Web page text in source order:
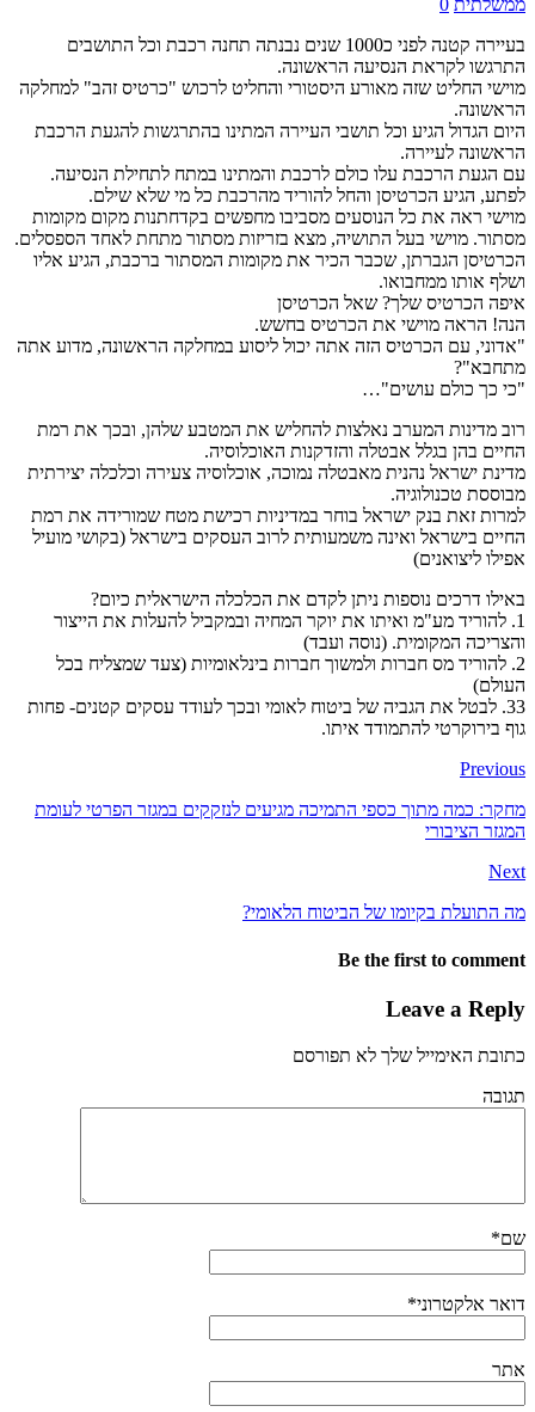
ממשלתית 0
בעיירה קטנה לפני כ1000 שנים נבנתה תחנה רכבת וכל התושבים
התרגשו לקראת הנסיעה הראשונה.
מוישי החליט שזה מאורע היסטורי והחליט לרכוש "כרטיס זהב" למחלקה
הראשונה.
היום הגדול הגיע וכל תושבי העיירה המתינו בהתרגשות להגעת הרכבת
הראשונה לעיירה.
עם הגעת הרכבת עלו כולם לרכבת והמתינו במתח לתחילת הנסיעה.
לפתע, הגיע הכרטיסן והחל להוריד מהרכבת כל מי שלא שילם.
מוישי ראה את כל הנוסעים מסביבו מחפשים בקדחתנות מקום מקומות
מסתור. מוישי בעל התושיה, מצא בזריזות מסתור מתחת לאחד הספסלים.
הכרטיסן הגברתן, שכבר הכיר את מקומות המסתור ברכבת, הגיע אליו
ושלף אותו ממחבואו.
איפה הכרטיס שלך? שאל הכרטיסן
הנה! הראה מוישי את הכרטיס בחשש.
"אדוני, עם הכרטיס הזה אתה יכול ליסוע במחלקה הראשונה, מדוע אתה
מתחבא"?
"כי כך כולם עושים"…
רוב מדינות המערב נאלצות להחליש את המטבע שלהן, ובכך את רמת
החיים בהן בגלל אבטלה והזדקנות האוכלוסיה.
מדינת ישראל נהנית מאבטלה נמוכה, אוכלוסיה צעירה וכלכלה יצירתית
מבוססת טכנולוגיה.
למרות זאת בנק ישראל בוחר במדיניות רכישת מטח שמורידה את רמת
החיים בישראל ואינה משמעותית לרוב העסקים בישראל (בקושי מועיל
אפילו ליצואנים)
באילו דרכים נוספות ניתן לקדם את הכלכלה הישראלית כיום?
1. להוריד מע"מ ואיתו את יוקר המחיה ובמקביל להעלות את הייצור
והצריכה המקומית. (נוסה ועבד)
2. להוריד מס חברות ולמשוך חברות בינלאומיות (צעד שמצליח בכל
העולם)
33. לבטל את הגביה של ביטוח לאומי ובכך לעודד עסקים קטנים- פחות
גוף בירוקרטי להתמודד איתו.
Previous
מחקר: כמה מתוך כספי התמיכה מגיעים לנזקקים במגזר הפרטי לעומת
המגזר הציבורי
Next
מה התועלת בקיומו של הביטוח הלאומי?
Be the first to comment
Leave a Reply
כתובת האימייל שלך לא תפורסם
תגובה
שם*
דואר אלקטרוני*
אתר